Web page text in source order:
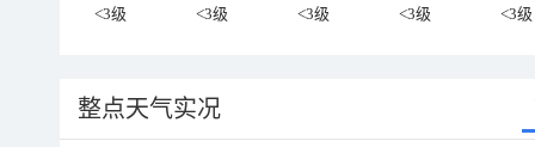
<3级
<3级 <3级 <3级 <3级
整点天气实况